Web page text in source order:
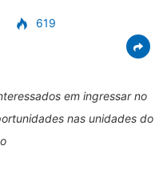
619
em ingressar no
nas unidades do